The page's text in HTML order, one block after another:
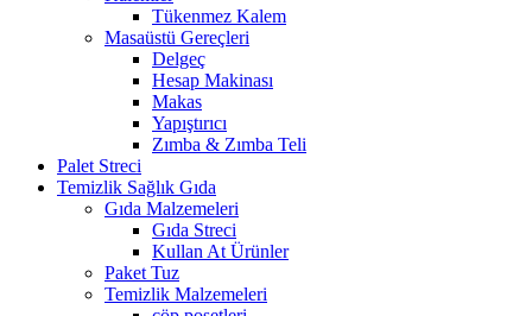
Tükenmez Kalem
Masaüstü Gereçleri
Delgeç
Hesap Makinası
Makas
Yapıştırıcı
Zımba & Zımba Teli
Palet Streci
Temizlik Sağlık Gıda
Gıda Malzemeleri
Gıda Streci
Kullan At Ürünler
Paket Tuz
Temizlik Malzemeleri